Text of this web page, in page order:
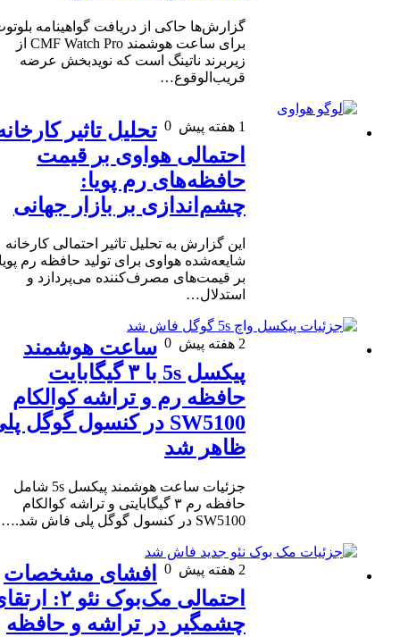
گزارش‌ها حاکی از دریافت گواهینامه بلوتوث
برای ساعت هوشمند CMF Watch Pro از
زیربرند ناتینگ است که نویدبخش عرضه
قریب‌الوقوع…
0 تحلیل تاثیر کارخانه
احتمالی هواوی بر قیمت
حافظه‌های رم پویا:
چشم‌اندازی بر بازار جهانی
این گزارش به تحلیل تاثیر احتمالی کارخانه
شایعه‌شده هواوی برای تولید حافظه رم پویا
بر قیمت‌های مصرف‌کننده می‌پردازد و
استدلال…
0 ساعت هوشمند
پیکسل 5s با ۳ گیگابایت
حافظه رم و تراشه کوالکام
SW5100 در کنسول گوگل پلی
ظاهر شد
جزئیات ساعت هوشمند پیکسل 5s شامل
حافظه رم ۳ گیگابایتی و تراشه کوالکام
SW5100 در کنسول گوگل پلی فاش شد.…
0 افشای مشخصات
احتمالی مک‌بوک نئو ۲: ارتقای
چشمگیر در تراشه و حافظه